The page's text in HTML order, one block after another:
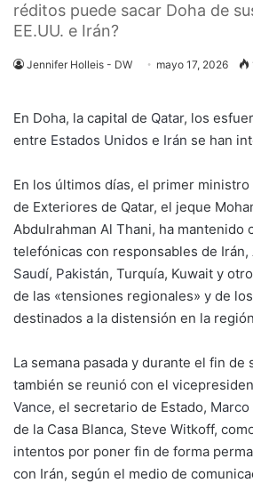
réditos puede sacar Doha de
EE.UU. e Irán?
Jennifer Holleis - DW mayo 17, 2026
En Doha, la capital de Qatar, los
entre Estados Unidos e Irán se han
En los últimos días, el primer
de Exteriores de Qatar, el jeque
Abdulrahman Al Thani, ha mantenido
telefónicas con responsables de Irán,
Saudí, Pakistán, Turquía, Kuwait y
de las «tensiones regionales» y de
destinados a la distensión en la
La semana pasada y durante el fin de
también se reunió con el
Vance, el secretario de Estado, Marco
de la Casa Blanca, Steve Witkoff,
intentos por poner fin de forma
con Irán, según el medio de